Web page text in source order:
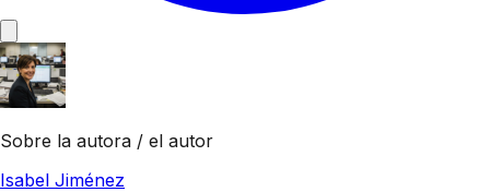
Sobre la autora / el autor
Isabel Jiménez